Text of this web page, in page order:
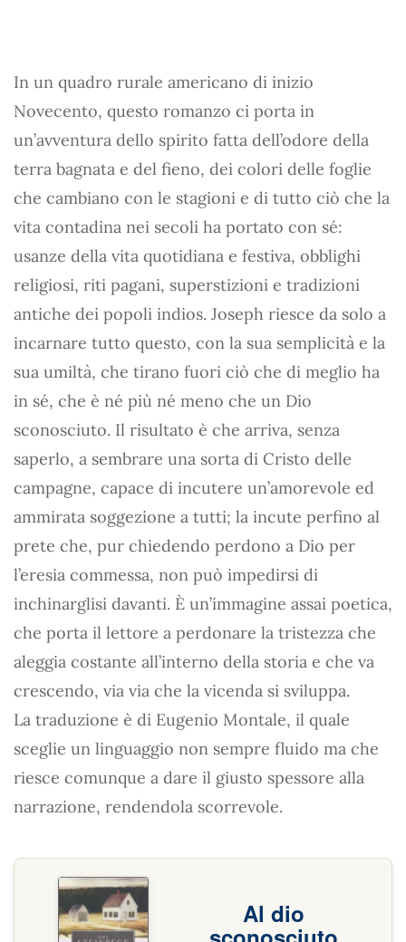
In un quadro rurale americano di inizio
Novecento, questo romanzo ci porta in
un’avventura dello spirito fatta dell’odore della
terra bagnata e del fieno, dei colori delle foglie
che cambiano con le stagioni e di tutto ciò che la
vita contadina nei secoli ha portato con sé:
usanze della vita quotidiana e festiva, obblighi
religiosi, riti pagani, superstizioni e tradizioni
antiche dei popoli indios. Joseph riesce da solo a
incarnare tutto questo, con la sua semplicità e la
sua umiltà, che tirano fuori ciò che di meglio ha
in sé, che è né più né meno che un Dio
sconosciuto. Il risultato è che arriva, senza
saperlo, a sembrare una sorta di Cristo delle
campagne, capace di incutere un’amorevole ed
ammirata soggezione a tutti; la incute perfino al
prete che, pur chiedendo perdono a Dio per
l’eresia commessa, non può impedirsi di
inchinarglisi davanti. È un’immagine assai poetica,
che porta il lettore a perdonare la tristezza che
aleggia costante all’interno della storia e che va
crescendo, via via che la vicenda si sviluppa.
La traduzione è di Eugenio Montale, il quale
sceglie un linguaggio non sempre fluido ma che
riesce comunque a dare il giusto spessore alla
narrazione, rendendola scorrevole.
Al dio